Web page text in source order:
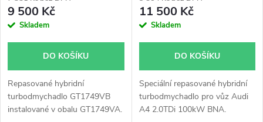
o
u
r
o
d
u
9 500 Kč
Skladem
DO KOŠÍKU
Repasované hybridní
turbodmychadlo GT1749VB
instalované v obalu GT1749VA.
11 500 Kč
Skladem
DO KOŠÍKU
Speciální repasované hybridní
turbodmychadlo pro vůz Audi
A4 2.0TDi 100kW BNA.